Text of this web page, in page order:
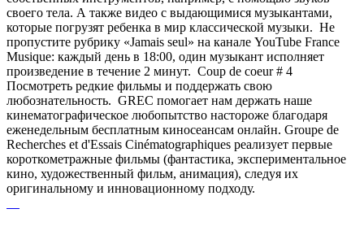
своего тела. А также видео с выдающимися музыкантами,
которые погрузят ребенка в мир классической музыки. Не
пропустите рубрику «Jamais seul» на канале YouTube France
Musique: каждый день в 18:00, один музыкант исполняет
произведение в течение 2 минут. Coup de coeur # 4
Посмотреть редкие фильмы и поддержать свою
любознательность. GREC помогает нам держать наше
кинематографическое любопытство настороже благодаря
еженедельным бесплатным киносеансам онлайн. Groupe de
Recherches et d'Essais Cinématographiques реализует первые
короткометражные фильмы (фантастика, экспериментальное
кино, художественный фильм, анимация), следуя их
оригинальному и инновационному подходу.